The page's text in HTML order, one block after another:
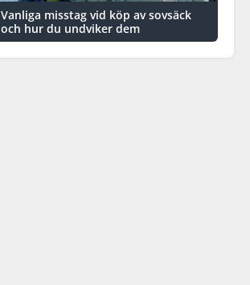
Vanliga misstag vid köp av sovsäck
och hur du undviker dem